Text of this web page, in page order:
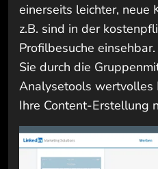
einerseits leichter, neue
z.B. sind in der
Profilbesuche
Sie durch die
Analysetools wertvolles
Ihre Content-Erstellung